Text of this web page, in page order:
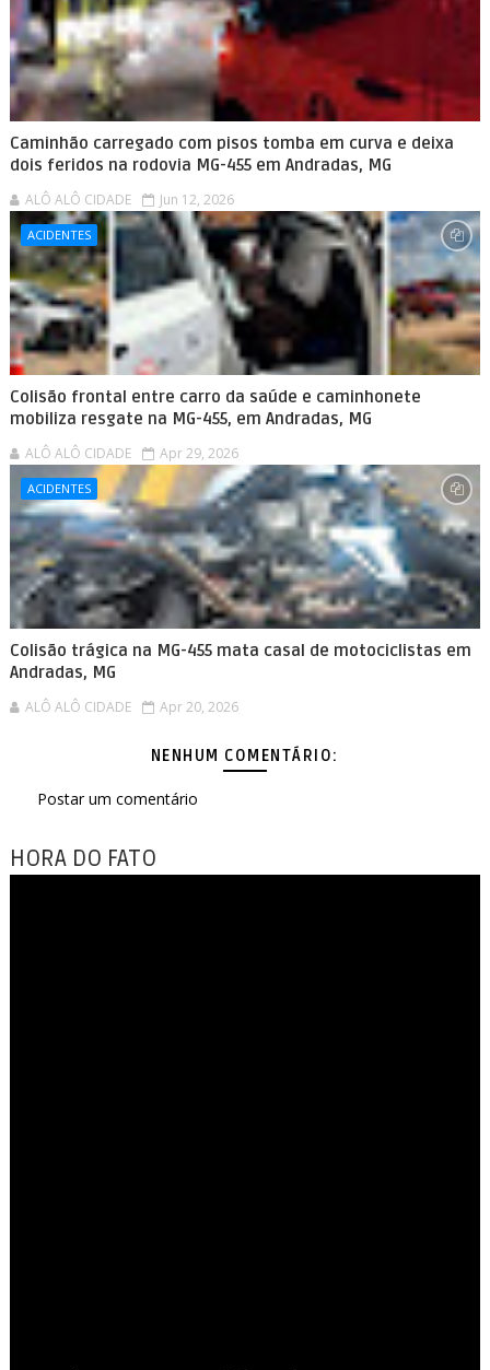
Caminhão carregado com pisos tomba em curva e deixa
dois feridos na rodovia MG-455 em Andradas, MG
ALÔ ALÔ CIDADE Jun 12, 2026
ACIDENTES
Colisão frontal entre carro da saúde e caminhonete
mobiliza resgate na MG-455, em Andradas, MG
ALÔ ALÔ CIDADE Apr 29, 2026
ACIDENTES
Colisão trágica na MG-455 mata casal de motociclistas em
Andradas, MG
ALÔ ALÔ CIDADE Apr 20, 2026
NENHUM COMENTÁRIO:
Postar um comentário
HORA DO FATO